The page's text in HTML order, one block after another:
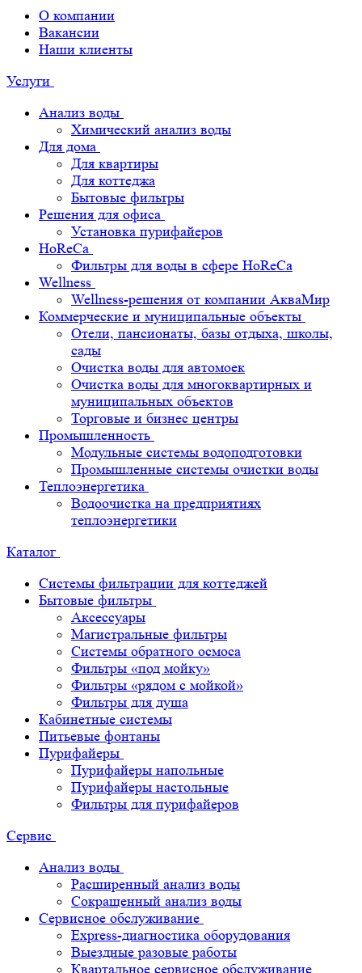
О компании
Вакансии
Наши клиенты
Услуги
Анализ воды
Химический анализ воды
Для дома
Для квартиры
Для коттеджа
Бытовые фильтры
Решения для офиса
Установка пурифайеров
HoReCa
Фильтры для воды в сфере HoReCa
Wellness
Wellness-решения от компании АкваМир
Коммерческие и муниципальные объекты
Отели, пансионаты, базы отдыха, школы,
сады
Очистка воды для автомоек
Очистка воды для многоквартирных и
муниципальных объектов
Торговые и бизнес центры
Промышленность
Модульные системы водоподготовки
Промышленные системы очистки воды
Теплоэнергетика
Водоочистка на предприятиях
теплоэнергетики
Каталог
Системы фильтрации для коттеджей
Бытовые фильтры
Аксессуары
Магистральные фильтры
Системы обратного осмоса
Фильтры «под мойку»
Фильтры «рядом с мойкой»
Фильтры для душа
Кабинетные системы
Питьевые фонтаны
Пурифайеры
Пурифайеры напольные
Пурифайеры настольные
Фильтры для пурифайеров
Сервис
Анализ воды
Расширенный анализ воды
Сокращенный анализ воды
Сервисное обслуживание
Express-диагностика оборудования
Выездные разовые работы
Квартальное сервисное обслуживание